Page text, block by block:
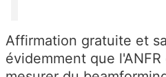
Affirmation gratuite et
évidemment que